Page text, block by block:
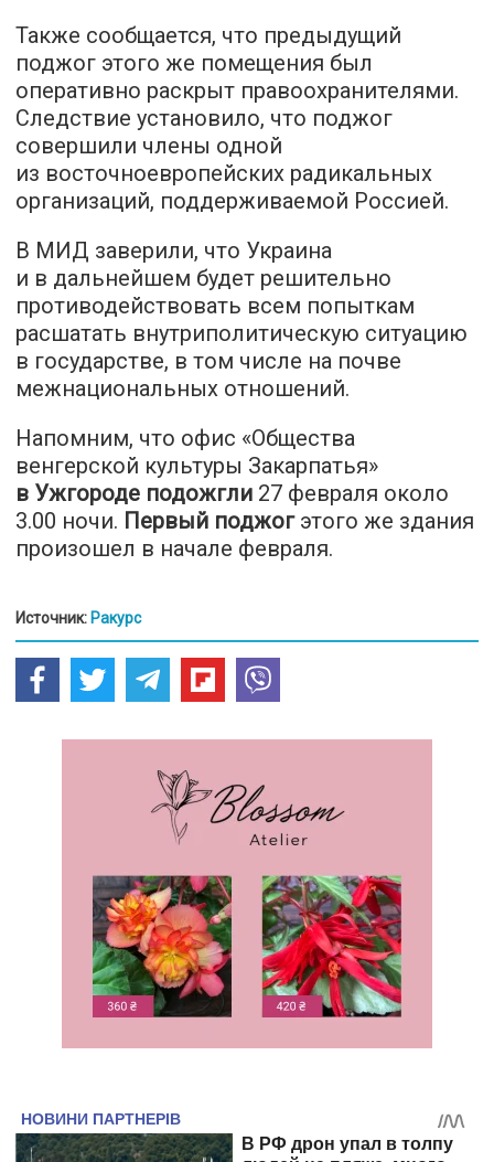
Также сообщается, что предыдущий
поджог этого же помещения был
оперативно раскрыт правоохранителями.
Следствие установило, что поджог
совершили члены одной
из восточноевропейских радикальных
организаций, поддерживаемой Россией.
В МИД заверили, что Украина
и в дальнейшем будет решительно
противодействовать всем попыткам
расшатать внутриполитическую ситуацию
в государстве, в том числе на почве
межнациональных отношений.
Напомним, что офис «Общества
венгерской культуры Закарпатья»
в Ужгороде подожгли 27 февраля около
3.00 ночи. Первый поджогэтого же здания
произошел в начале февраля.
Источник: Ракурс